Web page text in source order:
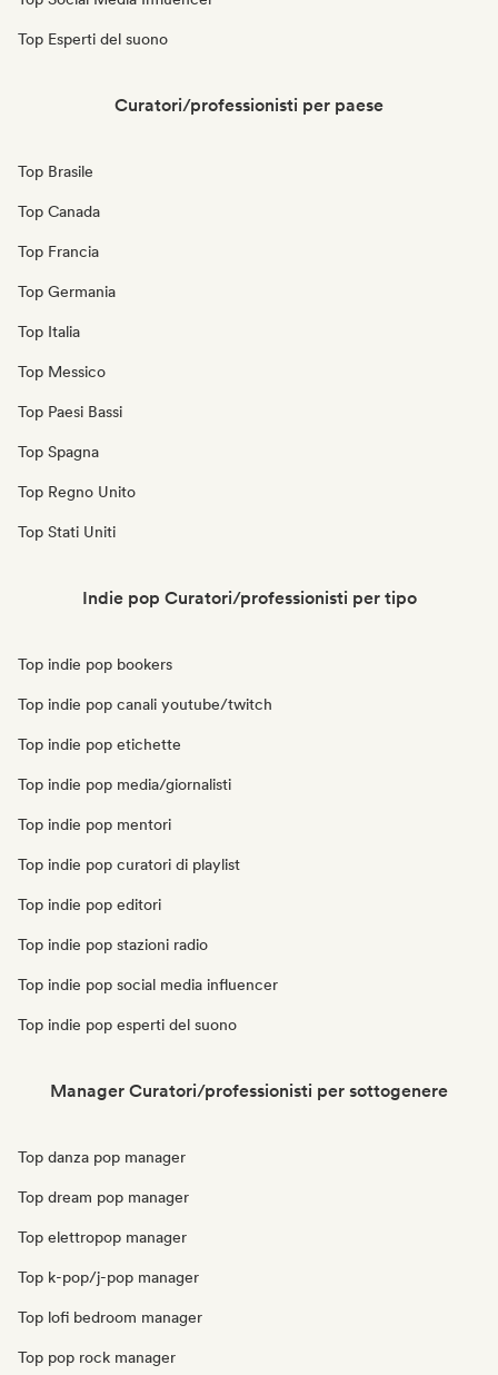
Top Esperti del suono
Curatori/professionisti per paese
Top Brasile
Top Canada
Top Francia
Top Germania
Top Italia
Top Messico
Top Paesi Bassi
Top Spagna
Top Regno Unito
Top Stati Uniti
Indie pop Curatori/professionisti per tipo
Top indie pop bookers
Top indie pop canali youtube/twitch
Top indie pop etichette
Top indie pop media/giornalisti
Top indie pop mentori
Top indie pop curatori di playlist
Top indie pop editori
Top indie pop stazioni radio
Top indie pop social media influencer
Top indie pop esperti del suono
Manager Curatori/professionisti per sottogenere
Top danza pop manager
Top dream pop manager
Top elettropop manager
Top k-pop/j-pop manager
Top lofi bedroom manager
Top pop rock manager